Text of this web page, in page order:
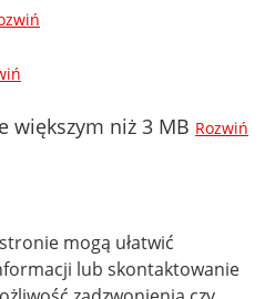
większym niż 3 MB Rozwiń
mogą ułatwić
lub skontaktowanie